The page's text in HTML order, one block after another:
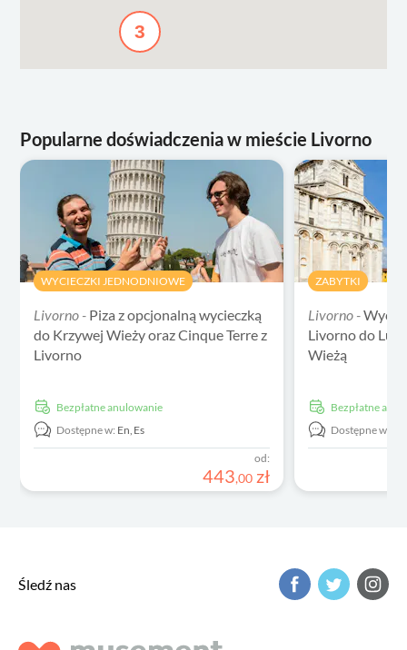
3
Popularne doświadczenia w mieście Livorno
WYCIECZKI JEDNODNIOWE
Livorno - Piza z opcjonalną wycieczką
do Krzywej Wieży oraz Cinque Terre z
Livorno
Bezpłatne anulowanie
Dostępne w: En,Es
od:
443,00 zł
ZABYTKI
Livorno -
Livorno do
Wieżą
Bezpłatne
Dostępne w:
Śledź nas